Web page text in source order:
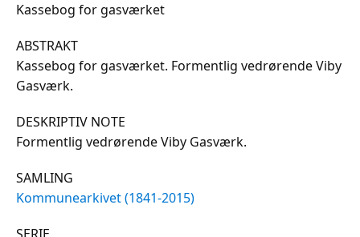
Kassebog for gasværket
ABSTRAKT
Kassebog for gasværket. Formentlig vedrørende Viby
Gasværk.
DESKRIPTIV NOTE
Formentlig vedrørende Viby Gasværk.
SAMLING
Kommunearkivet (1841-2015)